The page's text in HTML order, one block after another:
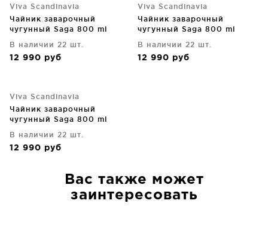
Viva Scandinavia
Чайник заварочный
чугунный Saga 800 ml
В наличии 22 шт.
12 990 руб
Viva Scandinavia
Чайник заварочный
чугунный Saga 800 ml
В наличии 22 шт.
12 990 руб
Viva Scandinavia
Чайник заварочный
чугунный Saga 800 ml
В наличии 22 шт.
12 990 руб
Вас также может
заинтересовать